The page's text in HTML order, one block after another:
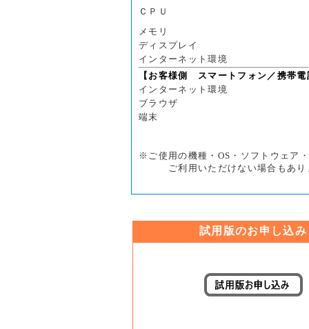
ＣＰＵ
メモリ
ディスプレイ
インターネット環境
【お客様側 スマートフォン／携帯電
インターネット環境
ブラウザ
端末
※ご使用の機種・OS・ソフトウェア
ご利用いただけない場合もあり
試用版のお申し込み